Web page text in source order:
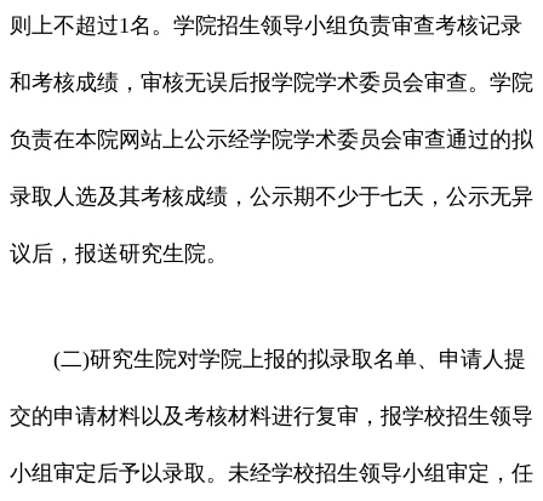
则上不超过1名。学院招生领导小组负责审查考核记录
和考核成绩，审核无误后报学院学术委员会审查。学院
负责在本院网站上公示经学院学术委员会审查通过的拟
录取人选及其考核成绩，公示期不少于七天，公示无异
议后，报送研究生院。
(二)研究生院对学院上报的拟录取名单、申请人提
交的申请材料以及考核材料进行复审，报学校招生领导
小组审定后予以录取。未经学校招生领导小组审定，任